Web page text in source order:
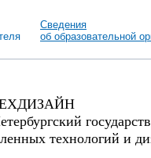
Сведения
об образовательной
технологий и